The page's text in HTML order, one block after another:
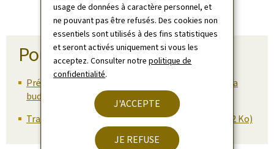
usage de données à caractère personnel, et
ne pouvant pas être refusés. Des cookies non
essentiels sont utilisés à des fins statistiques
et seront activés uniquement si vous les
acceptez. Consulter notrepolitique de
confidentialité.
J'ACCEPTE
JE REFUSE
Pour en savoir plus
Présentation: Resilienzpak 2026 - Entlaaschtung a
budgetären Impakt (09.06.2026) (Pdf, 325 Ko)
Transcription du Livestream - 09.06.2026 (Word, 52 Ko)